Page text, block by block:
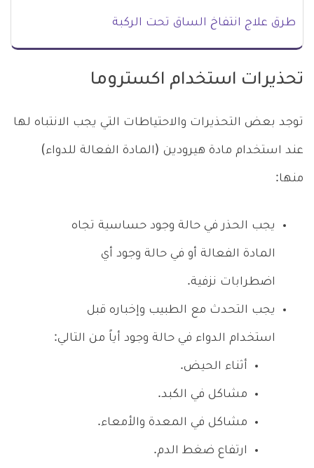
طرق علاج انتفاخ الساق تحت الركبة
تحذيرات استخدام اكستروما
توجد بعض التحذيرات والاحتياطات التي يجب الانتباه لها
عند استخدام مادة هيرودين (المادة الفعالة للدواء)
منها:
يجب الحذر في حالة وجود حساسية تجاه
المادة الفعالة أو في حالة وجود أي
اضطرابات نزفية.
يجب التحدث مع الطبيب وإخباره قبل
استخدام الدواء في حالة وجود أياً من التالي:
أثناء الحيض.
مشاكل في الكبد.
مشاكل في المعدة والأمعاء.
ارتفاع ضغط الدم.